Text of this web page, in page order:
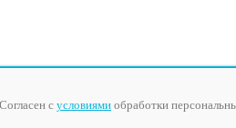
Согласен с условиями обработки